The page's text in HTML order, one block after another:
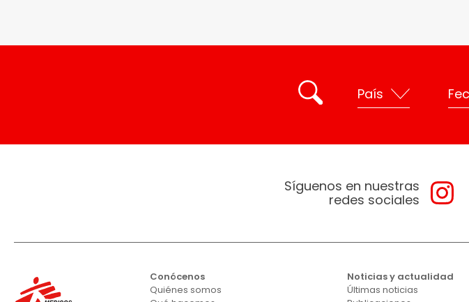
Síguenos en nuestras
redes sociales
Conócenos
Quiénes somos
Noticias y actualidad
Últimas noticias